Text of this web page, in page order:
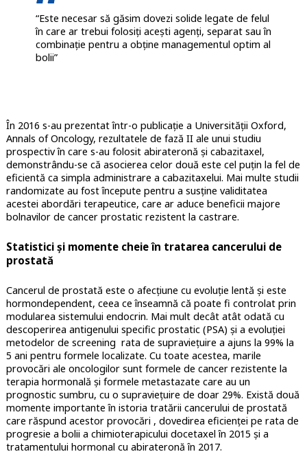
“Este necesar să găsim dovezi solide legate de felul
în care ar trebui folosiți acești agenți, separat sau în
combinație pentru a obține managementul optim al
bolii”
În 2016 s-au prezentat într-o publicație a Universității Oxford,
Annals of Oncology, rezultatele de fază II ale unui studiu
prospectiv în care s-au folosit abirateronă și cabazitaxel,
demonstrându-se că asocierea celor două este cel puțin la fel de
eficientă ca simpla administrare a cabazitaxelui. Mai multe studii
randomizate au fost începute pentru a susține validitatea
acestei abordări terapeutice, care ar aduce beneficii majore
bolnavilor de cancer prostatic rezistent la castrare.
Statistici și momente cheie în tratarea cancerului de
prostată
Cancerul de prostată este o afecțiune cu evoluție lentă și este
hormondependent, ceea ce înseamnă că poate fi controlat prin
modularea sistemului endocrin. Mai mult decât atât odată cu
descoperirea antigenului specific prostatic (PSA) și a evoluției
metodelor de screening rata de supraviețuire a ajuns la 99% la
5 ani pentru formele localizate. Cu toate acestea, marile
provocări ale oncologilor sunt formele de cancer rezistente la
terapia hormonală și formele metastazate care au un
prognostic sumbru, cu o supraviețuire de doar 29%. Există două
momente importante în istoria tratării cancerului de prostată
care răspund acestor provocări , dovedirea eficienței pe rata de
progresie a bolii a chimioterapicului docetaxel în 2015 și a
tratamentului hormonal cu abirateronă în 2017.